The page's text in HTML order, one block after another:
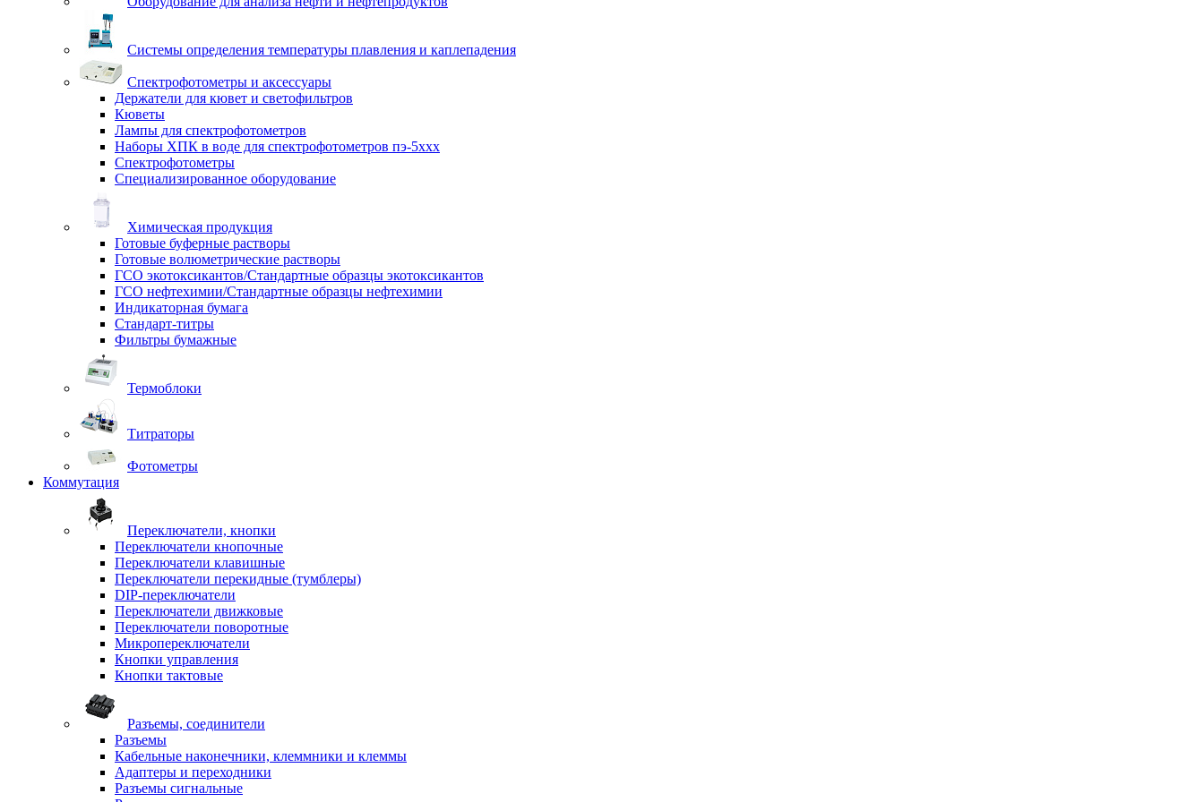
Системы определения температуры плавления и каплепадения
Спектрофотометры и аксессуары
Держатели для кювет и светофильтров
Кюветы
Лампы для спектрофотометров
Наборы ХПК в воде для спектрофотометров пэ-5ххх
Спектрофотометры
Специализированное оборудование
Химическая продукция
Готовые буферные растворы
Готовые волюметрические растворы
ГСО экотоксикантов/Стандартные образцы экотоксикантов
ГСО нефтехимии/Стандартные образцы нефтехимии
Индикаторная бумага
Стандарт-титры
Фильтры бумажные
Термоблоки
Титраторы
Фотометры
Коммутация
Переключатели, кнопки
Переключатели кнопочные
Переключатели клавишные
Переключатели перекидные (тумблеры)
DIP-переключатели
Переключатели движковые
Переключатели поворотные
Микропереключатели
Кнопки управления
Кнопки тактовые
Разъемы, соединители
Разъемы
Кабельные наконечники, клеммники и клеммы
Адаптеры и переходники
Разъемы сигнальные